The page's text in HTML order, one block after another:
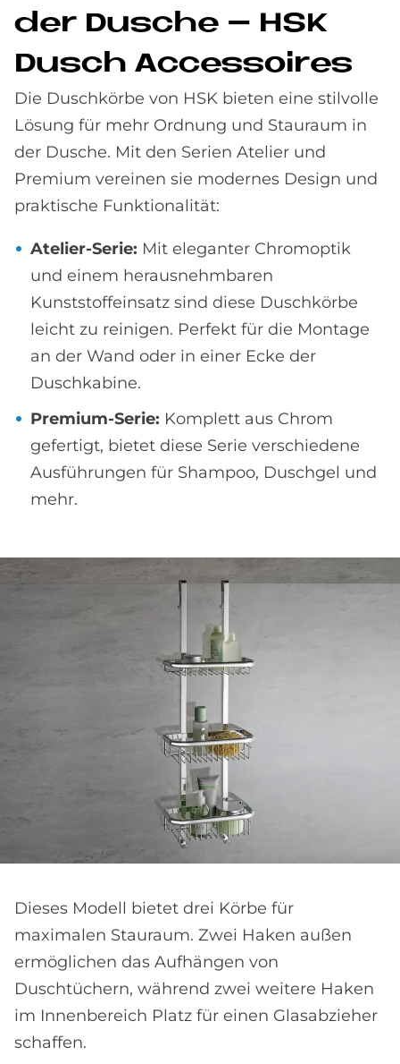
der Du­sche – HSK
Dusch Ac­ces­soires
Die Duschkörbe von HSK bieten eine stilvolle
Lösung für mehr Ordnung und Stauraum in
der Dusche. Mit den Serien Atelier und
Premium vereinen sie modernes Design und
praktische Funktionalität:
Atelier-Serie: Mit eleganter Chromoptik
und einem herausnehmbaren
Kunststoffeinsatz sind diese Duschkörbe
leicht zu reinigen. Perfekt für die Montage
an der Wand oder in einer Ecke der
Duschkabine.
Premium-Serie: Komplett aus Chrom
gefertigt, bietet diese Serie verschiedene
Ausführungen für Shampoo, Duschgel und
mehr.
Dieses Modell bietet drei Körbe für
maximalen Stauraum. Zwei Haken außen
ermöglichen das Aufhängen von
Duschtüchern, während zwei weitere Haken
im Innenbereich Platz für einen Glasabzieher
schaffen.